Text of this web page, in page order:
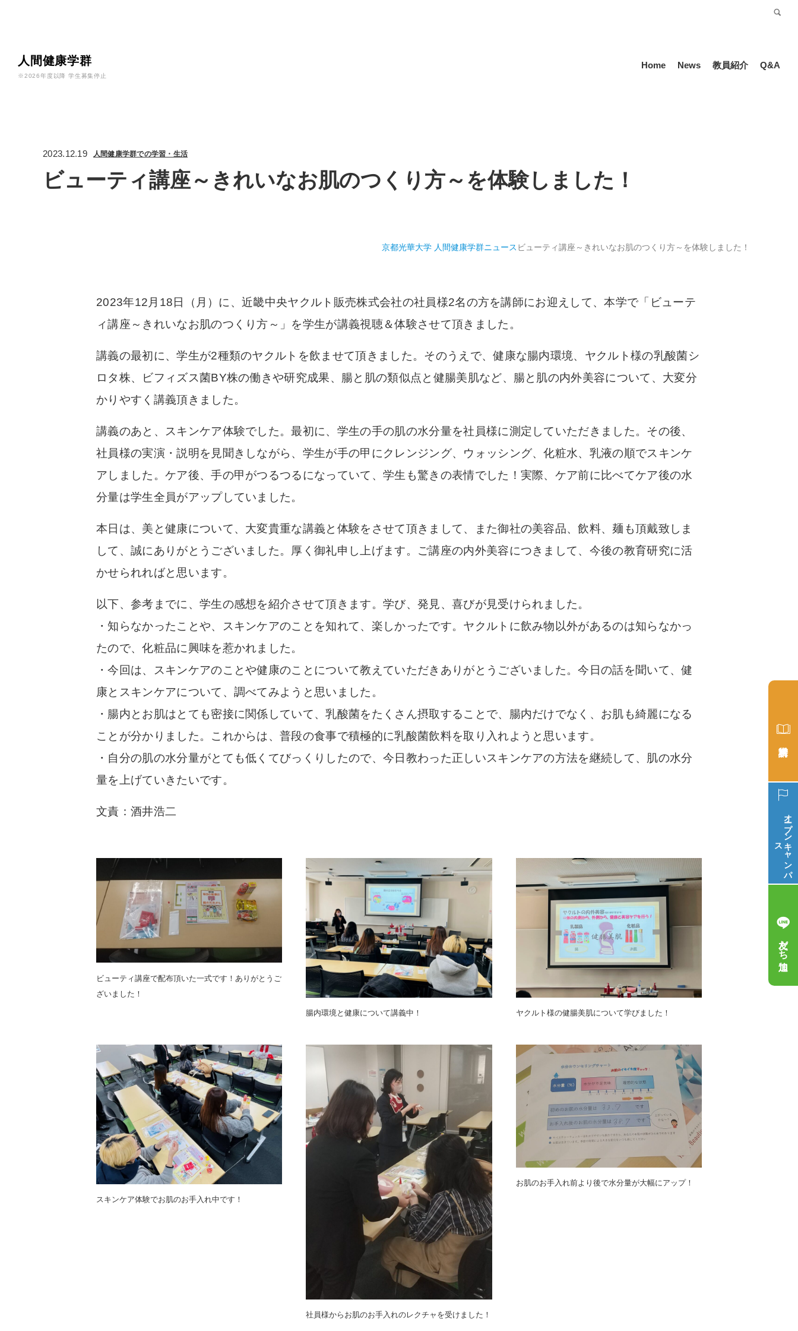
人間健康学群
※2026年度以降 学生募集停止
Home News 教員紹介 Q&A
2023.12.19 人間健康学群での学習・生活
ビューティ講座～きれいなお肌のつくり方～を体験しました！
京都光華大学 人間健康学群ニュース ビューティ講座～きれいなお肌のつくり方～を体験しました！
2023年12月18日（月）に、近畿中央ヤクルト販売株式会社の社員様2名の方を講師にお迎えして、本学で「ビューテ
ィ講座～きれいなお肌のつくり方～」を学生が講義視聴＆体験させて頂きました。
講義の最初に、学生が2種類のヤクルトを飲ませて頂きました。そのうえで、健康な腸内環境、ヤクルト様の乳酸菌シ
ロタ株、ビフィズス菌BY株の働きや研究成果、腸と肌の類似点と健腸美肌など、腸と肌の内外美容について、大変分
かりやすく講義頂きました。
講義のあと、スキンケア体験でした。最初に、学生の手の肌の水分量を社員様に測定していただきました。その後、
社員様の実演・説明を見聞きしながら、学生が手の甲にクレンジング、ウォッシング、化粧水、乳液の順でスキンケ
アしました。ケア後、手の甲がつるつるになっていて、学生も驚きの表情でした！実際、ケア前に比べてケア後の水
分量は学生全員がアップしていました。
本日は、美と健康について、大変貴重な講義と体験をさせて頂きまして、また御社の美容品、飲料、麺も頂戴致しま
して、誠にありがとうございました。厚く御礼申し上げます。ご講座の内外美容につきまして、今後の教育研究に活
かせられればと思います。
以下、参考までに、学生の感想を紹介させて頂きます。学び、発見、喜びが見受けられました。
・知らなかったことや、スキンケアのことを知れて、楽しかったです。ヤクルトに飲み物以外があるのは知らなかっ
たので、化粧品に興味を惹かれました。
・今回は、スキンケアのことや健康のことについて教えていただきありがとうございました。今日の話を聞いて、健
康とスキンケアについて、調べてみようと思いました。
・腸内とお肌はとても密接に関係していて、乳酸菌をたくさん摂取することで、腸内だけでなく、お肌も綺麗になる
ことが分かりました。これからは、普段の食事で積極的に乳酸菌飲料を取り入れようと思います。
・自分の肌の水分量がとても低くてびっくりしたので、今日教わった正しいスキンケアの方法を継続して、肌の水分
量を上げていきたいです。
文責：酒井浩二
ビューティ講座で配布頂いた一式です！ありがとうご
ざいました！
腸内環境と健康について講義中！ ヤクルト様の健腸美肌について学びました！
スキンケア体験でお肌のお手入れ中です！
社員様からお肌のお手入れのレクチャを受けました！
お肌のお手入れ前より後で水分量が大幅にアップ！
オープン
キ
ャ
ン
パ
ス
友だち追加